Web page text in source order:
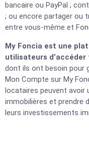
bancaire ou PayPal ;
; ou encore partager ou
entre vous-même et
My Foncia est une
utilisateurs
dont ils ont besoin pour
Mon Compte sur My
locataires peuvent avoir
immobilières et prendre
leurs investissements